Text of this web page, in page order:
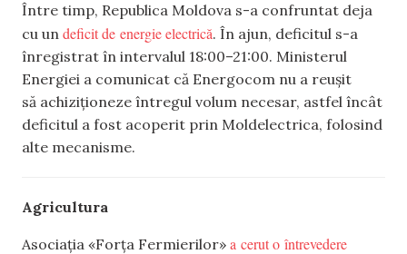
Între timp, Republica Moldova s-a confruntat deja
cu un deficit de energie electrică. În ajun, deficitul s-a
înregistrat în intervalul 18:00–21:00. Ministerul
Energiei a comunicat că Energocom nu a reușit
să achiziționeze întregul volum necesar, astfel încât
deficitul a fost acoperit prin Moldelectrica, folosind
alte mecanisme.
Agricultura
Asociația «Forța Fermierilor» a cerut o întrevedere